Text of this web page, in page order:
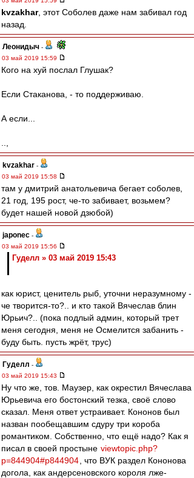
kvzakhar, этот Соболев даже нам забивал год
назад.
Леонидыч -
03 май 2019 15:59
Кого на хуй послал Глушак?
Если Стаканова, - то поддерживаю.
А если...
kvzakhar -
03 май 2019 15:58
там у дмитрий анатольевича бегает соболев,
21 год, 195 рост, че-то забивает, возьмем?
будет нашей новой дзюбой)
japonec -
03 май 2019 15:56
Гуделл » 03 май 2019 15:43
как юрист, ценитель рыб, уточни неразумному -
че творится-то?.. и кто такой Вячеслав блин
Юрьич?.. (пока подлый админ, который трет
меня сегодня, меня не Осмелится забанить -
буду быть. пусть жрёт, трус)
Гуделл -
03 май 2019 15:43
Ну что же, тов. Маузер, как окрестил Вячеслава
Юрьевича его бостонский тезка, своё слово
сказал. Меня ответ устраивает. Кононов был
назван пообещавшим сдуру три короба
романтиком. Собственно, что ещё надо? Как я
писал в своей простыне viewtopic.php?
p=844904#p844904 , что ВУК раздел Кононова
догола, как андерсеновского короля лже-